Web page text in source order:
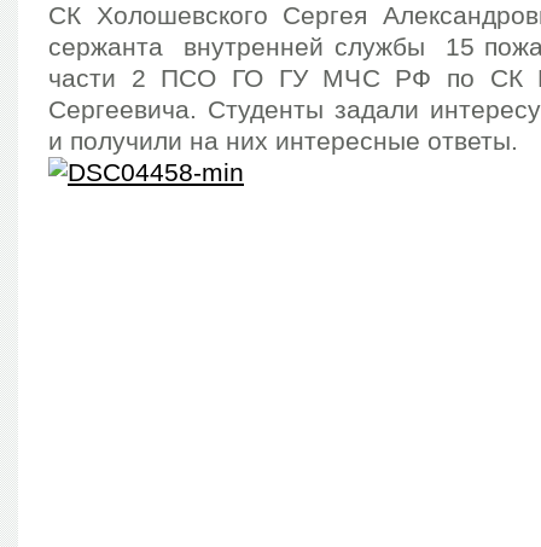
СК Холошевского Сергея
сержанта внутренней службы 15
части 2 ПСО ГО ГУ МЧС РФ по СК
Сергеевича. Студенты задали
и получили на них интересные ответы.